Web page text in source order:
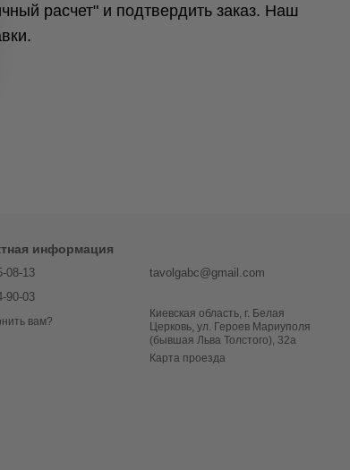
расчет" и подтвердить заказ. Наш
информация
08-13
90-03
вам?
tavolgabc@gmail.com
Киевская область, г. Белая
Церковь, ул. Героев Мариуполя
(бывшая Льва Толстого), 32a
Карта проезда